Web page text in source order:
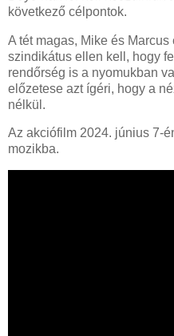
következő célpontok.
A tét magas, Mike és
szindikátus ellen kell, hogy
rendőrség is a nyomukban
előzetese azt ígéri, hogy a
nélkül.
Az akciófilm 2024. június 7-
mozikba.